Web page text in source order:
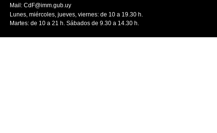
Mail: CdF@imm.gub.uy
Lunes, miércoles, jueves, viernes: de 10 a 19.30 h.
Martes: de 10 a 21 h. Sábados de 9.30 a 14.30 h.